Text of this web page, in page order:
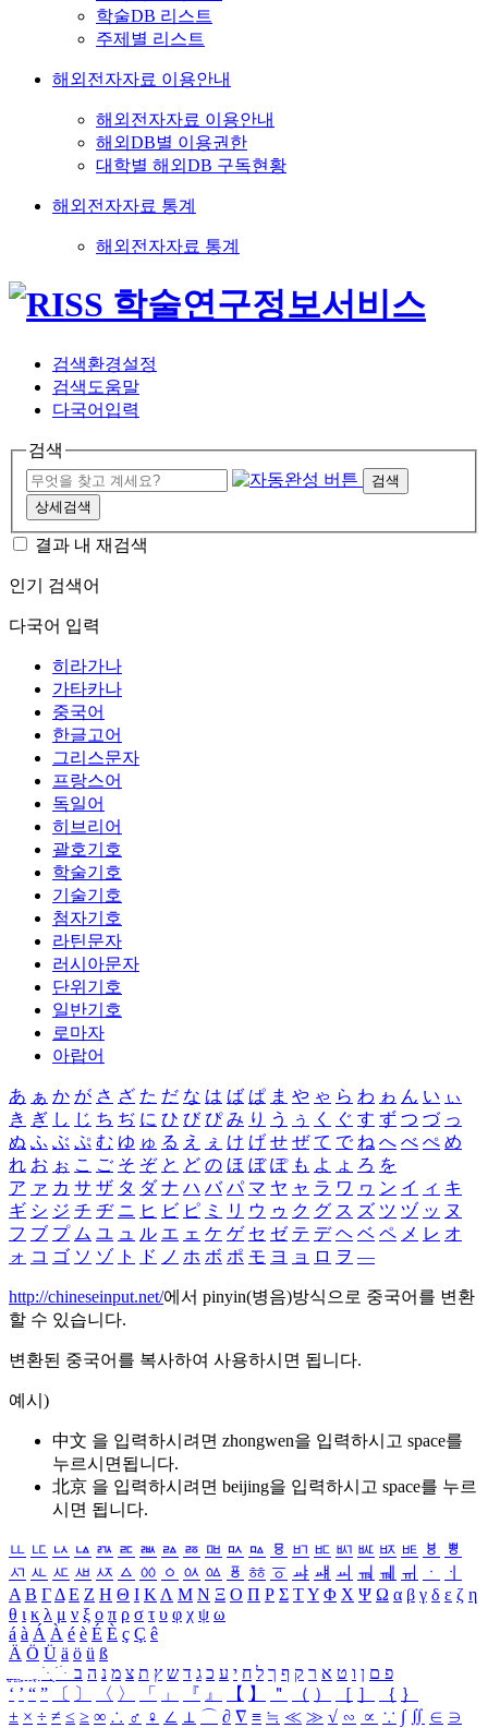
학술DB 리스트
주제별 리스트
해외전자자료 이용안내
해외전자자료 이용안내
해외DB별 이용권한
대학별 해외DB 구독현황
해외전자자료 통계
해외전자자료 통계
검색환경설정
검색도움말
다국어입력
검색
검색
상세검색
결과 내 재검색
인기 검색어
다국어 입력
히라가나
가타카나
중국어
한글고어
그리스문자
프랑스어
독일어
히브리어
괄호기호
학술기호
기술기호
첨자기호
라틴문자
러시아문자
단위기호
일반기호
로마자
아랍어
あ ぁ か が さ ざ た だ な は ば ぱ ま や ゃ ら わ ゎ ん い ぃ
き ぎ し じ ち ぢ に ひ び ぴ み り う ぅ く ぐ す ず つ づ っ
ぬ ふ ぶ ぷ む ゆ ゅ る え ぇ け げ せ ぜ て で ね へ べ ぺ め
れ お ぉ こ ご そ ぞ と ど の ほ ぼ ぽ も よ ょ ろ を
ア ァ カ サ ザ タ ダ ナ ハ バ パ マ ヤ ャ ラ ワ ヮ ン イ ィ キ
ギ シ ジ チ ヂ ニ ヒ ビ ピ ミ リ ウ ゥ ク グ ス ズ ツ ヅ ッ ヌ
フ ブ プ ム ユ ュ ル エ ェ ケ ゲ セ ゼ テ デ ヘ ベ ペ メ レ オ
ォ コ ゴ ソ ゾ ト ド ノ ホ ボ ポ モ ヨ ョ ロ ヲ ―
http://chineseinput.net/에서 pinyin(병음)방식으로 중국어를 변환
할 수 있습니다.
변환된 중국어를 복사하여 사용하시면 됩니다.
예시)
中文 을 입력하시려면 zhongwen을 입력하시고 space를
누르시면됩니다.
北京 을 입력하시려면 beijing을 입력하시고 space를 누르
시면 됩니다.
ㅥ ㅦ ㅧ ㅨ ㅩ ㅪ ㅫ ㅬ ㅭ ㅮ ㅯ ㅰ ㅱ ㅲ ㅳ ㅴ ㅵ ㅶ ㅷ ㅸ
ㅹ
ㅺ ㅻ ㅼ ㅽ ㅾ ㅿ ㆀ ㆁ ㆂ ㆃ ㆄ ㆅ ㆆ ㆇ ㆈ ㆉ ㆊ ㆋ ㆌ ㆍ
ㆎ
Α Β ΓΔ Ε Ζ Η Θ Ι ΚΛ Μ Ν Ξ Ο Π Ρ Σ ΤΥ Φ Χ Ψ Ω α β γ δ ε ζ η
θ ι κ λ μ ν ξ ο π ρ σ τ υ φ χ ψ ω
á à Á À é è É È ç Ç ê
Ä Ö Ü ä ö ü ß
ִֶֹ ֻּ ׁׂ פ ם ן ו ט א ר ק ף ך ל ח י ע כ ג ד ש ץ ת צ מ נ ה ב
‘ ’ “ ” 〔 〕 〈 〉 「 」 『 』 【 】 ＂ （ ） ［ ］ ｛ ｝
± × ÷ ≠ ≤ ≥ ∞ ∴ ♂ ♀ ∠ ⊥ ⌒ ∂ ∇ ≡ ≒ ≪ ≫ √ ∽ ∝ ∵ ∫ ∬ ∈ ∋